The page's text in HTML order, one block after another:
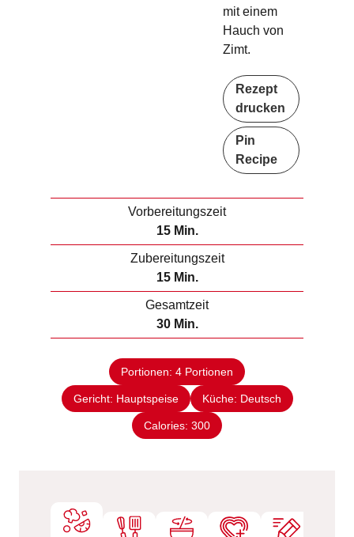
mit einem
Hauch von
Zimt.
Rezept
drucken
Pin
Recipe
Vorbereitungszeit
15M
i
t
e
Min.
Zubereitungszeit
15M
i
e
Min.
Gesamtzeit
30M
i
n
u
t
n
Min.
Portionen: 4 Portionen
Gericht: Hauptspeise Küche: Deutsch
Calories: 300